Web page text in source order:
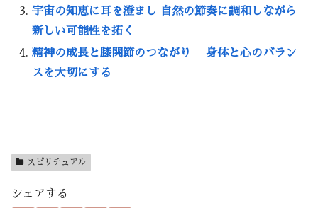
宇宙の知恵に耳を澄まし 自然の節奏に調和しながら
新しい可能性を拓く
精神の成長と膝関節のつながり 身体と心のバラン
スを大切にする
スピリチュアル
シェアする